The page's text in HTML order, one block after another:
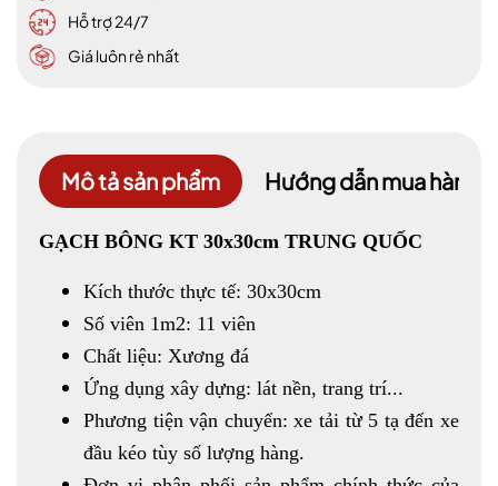
Hỗ trợ 24/7
Giá luôn rẻ nhất
Mô tả sản phẩm Hướng dẫn mua hàng
GẠCH BÔNG KT 30x30cm TRUNG QUỐC
Kích thước thực tế: 30x30cm
Số viên 1m2: 11 viên
Chất liệu: Xương đá
Ứng dụng xây dựng: lát nền, trang trí...
Phương tiện vận chuyển: xe tải từ 5 tạ đến xe
đầu kéo tùy số lượng hàng.